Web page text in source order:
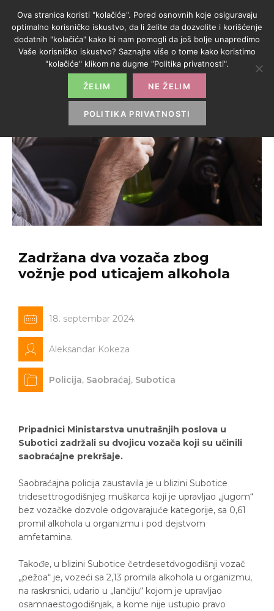
Zadržana dva vozača zbog
vožnje pod uticajem alkohola
18. septembar 2024.
Aleksandar Kokeza
Policija, Saobraćaj, Subotica
Pripadnici Ministarstva unutrašnjih poslova u
Subotici zadržali su dvojicu vozača koji su učinili
saobraćajne prekršaje.
Saobraćajna policija zaustavila je u blizini Subotice
tridesettrogodišnjeg muškarca koji je upravljao „jugom“
bez vozačke dozvole odgovarajuće kategorije, sa 0,61
promil alkohola u organizmu i pod dejstvom
amfetamina.
Takođe, u blizini Subotice četrdesetdvogodišnji vozač
„pežoa“ je, vozeći sa 2,13 promila alkohola u organizmu,
na raskrsnici, udario u „lančiju“ kojom je upravljao
osamnaestogodišnjak, a kome nije ustupio pravo
Ova stranica koristi "kolačiće". Pored osnovnih koje osiguravaju
optimalno korisničko iskustvo, da li želite da dozvolite i korišćenje
dodatnih "kolačića" kako bi nam pomogli da još bolje unapredimo
Vaše korisničko iskustvo? Saznajte više o tome kako koristimo
"kolačiće" klikom na dugme "Politika privatnosti".
ŽELIM NE ŽELIM
POLITIKA PRIVATNOSTI